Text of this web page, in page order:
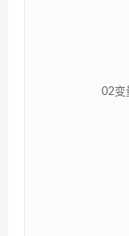
02变